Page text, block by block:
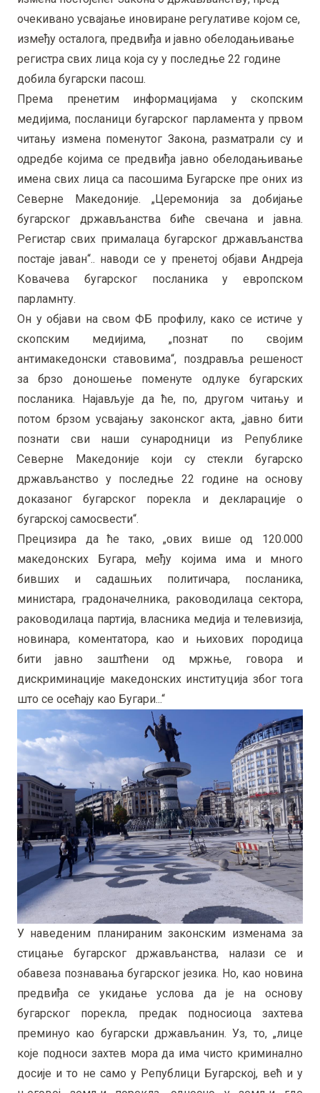
очекивано усвајање иновиране регулативе којом се,
између осталога, предвиђа и јавно обелодањивање
регистра свих лица која су у последње 22 године
добила бугарски пасош.
Према пренетим информацијама у скопским
медијима, посланици бугарског парламента у првом
читању измена поменутог Закона, разматрали су и
одредбе којима се предвиђа јавно обелодањивање
имена свих лица са пасошима Бугарске пре оних из
Северне Македоније. „Церемонија за добијање
бугарског држављанства биће свечана и јавна.
Регистар свих прималаца бугарског држављанства
постаје јаван“.. наводи се у пренетој објави Андреја
Ковачева бугарског посланика у европском
парламнту.
Он у објави на свом ФБ профилу, како се истиче у
скопским медијима, „познат по својим
антимакедонски ставовима“, поздравља решеност
за брзо доношење поменуте одлуке бугарских
посланика. Најављује да ће, по, другом читању и
потом брзом усвајању законског акта, „јавно бити
познати сви наши сународници из Републике
Северне Македоније који су стекли бугарско
држављанство у последње 22 године на основу
доказаног бугарског порекла и декларације о
бугарској самосвести“.
Прецизира да ће тако, „ових више од 120.000
македонских Бугара, међу којима има и много
бивших и садашњих политичара, посланика,
министара, градоначелника, раководилаца сектора,
раководилаца партија, власника медија и телевизија,
новинара, коментатора, као и њихових породица
бити јавно заштћени од мржње, говора и
дискриминације македонских институција због тога
што се осећају као Бугари...“
У наведеним планираним законским изменама за
стицање бугарског држављанства, налази се и
обавеза познавања бугарског језика. Но, као новина
предвиђа се укидање услова да је на основу
бугарског порекла, предак подносиоца захтева
преминуо као бугарски држављанин. Уз, то, „лице
које подноси захтев мора да има чисто криминално
досије и то не само у Републици Бугарској, већ и у